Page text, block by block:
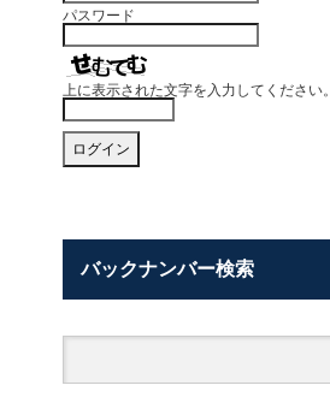
パスワード
上に表示された文字を入力してください。
バックナンバー検索